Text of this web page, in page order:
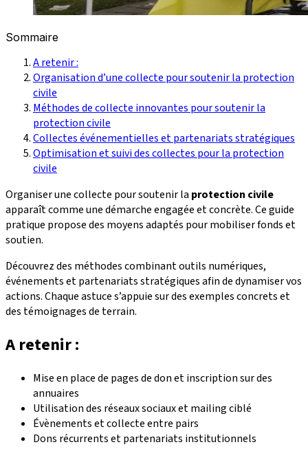
Sommaire
A retenir :
Organisation d’une collecte pour soutenir la protection
civile
Méthodes de collecte innovantes pour soutenir la
protection civile
Collectes événementielles et partenariats stratégiques
Optimisation et suivi des collectes pour la protection
civile
Organiser une collecte pour soutenir la protection civile
apparaît comme une démarche engagée et concrète. Ce guide
pratique propose des moyens adaptés pour mobiliser fonds et
soutien.
Découvrez des méthodes combinant outils numériques,
événements et partenariats stratégiques afin de dynamiser vos
actions. Chaque astuce s’appuie sur des exemples concrets et
des témoignages de terrain.
A retenir :
Mise en place de pages de don et inscription sur des
annuaires
Utilisation des réseaux sociaux et mailing ciblé
Évènements et collecte entre pairs
Dons récurrents et partenariats institutionnels